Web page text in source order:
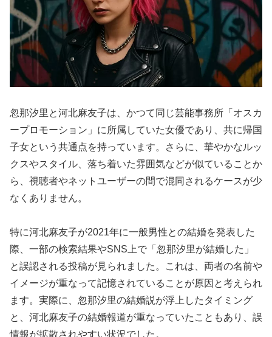
忽那汐里と河北麻友子は、かつて同じ芸能事務所「オスカ
ープロモーション」に所属していた女優であり、共に帰国
子女という共通点を持っています。さらに、華やかなルッ
クスやスタイル、落ち着いた雰囲気などが似ていることか
ら、視聴者やネットユーザーの間で混同されるケースが少
なくありません。
特に河北麻友子が2021年に一般男性との結婚を発表した
際、一部の検索結果やSNS上で「忽那汐里が結婚した」
と誤認される投稿が見られました。これは、両者の名前や
イメージが重なって記憶されていることが原因と考えられ
ます。実際に、忽那汐里の結婚説が浮上したタイミング
と、河北麻友子の結婚報道が重なっていたこともあり、誤
情報が拡散されやすい状況でした。